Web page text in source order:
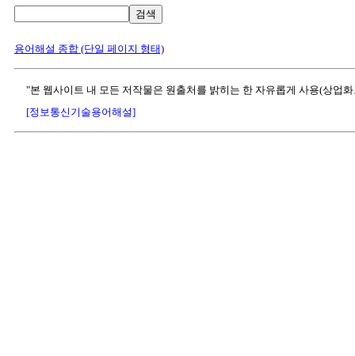
검색
용어해설 종합 (단일 페이지 형태)
"본 웹사이트 내 모든 저작물은 원출처를 밝히는 한 자유롭게 사용(상업
[정보통신기술용어해설]